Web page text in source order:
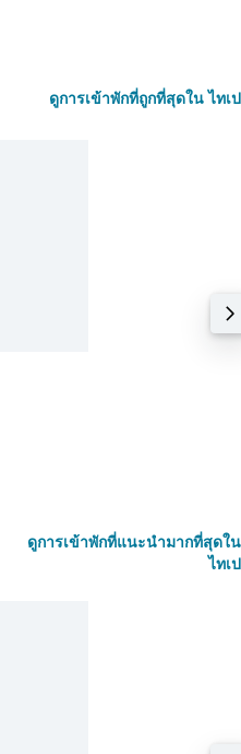
ดูการเข้าพักที่ถูกที่สุดใน ไทเป
ดูการเข้าพักที่แนะนำมากที่สุดใน
ไทเป